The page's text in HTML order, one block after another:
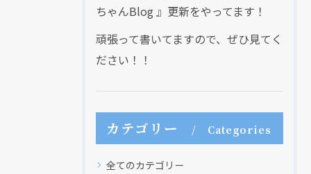
ちゃんBlog 』更新をやってます！
頑張って書いてますので、ぜひ見てく
ださい！！
カテゴリー Categories
全てのカテゴリー